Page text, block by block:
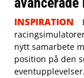
INSPIRATION
nytt samarbete
position på den
eventupplevelser.